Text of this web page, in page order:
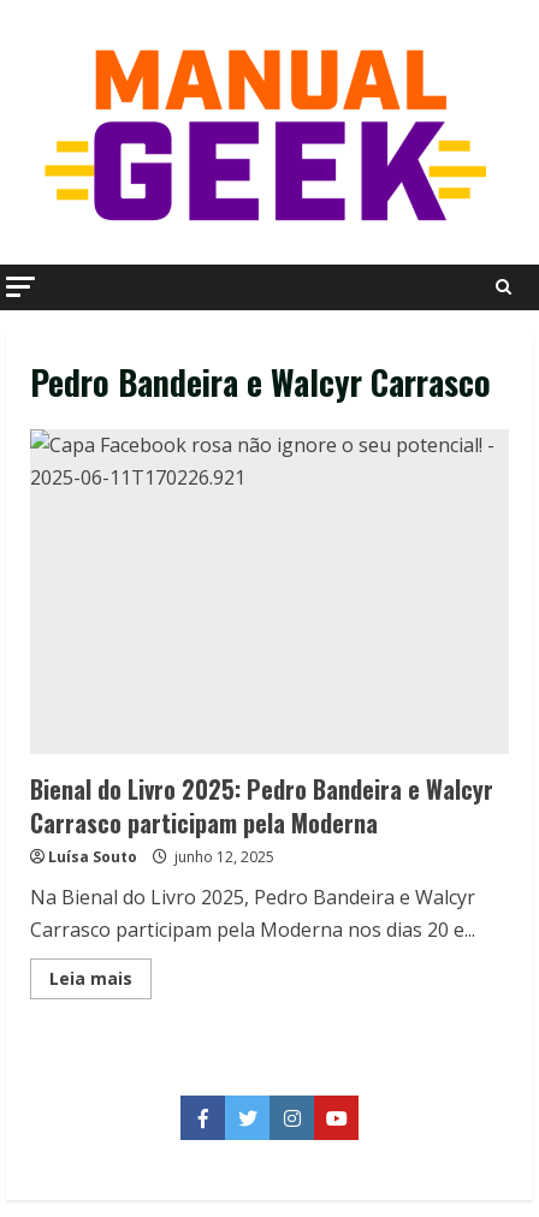
Pedro Bandeira e Walcyr Carrasco
Bienal do Livro 2025: Pedro Bandeira e Walcyr
Carrasco participam pela Moderna
Luísa Souto junho 12, 2025
Na Bienal do Livro 2025, Pedro Bandeira e Walcyr
Carrasco participam pela Moderna nos dias 20 e...
Leia mais
more
Pedro
Bandeira
Walcyr
Facebook
TwitterInstagramYouTube